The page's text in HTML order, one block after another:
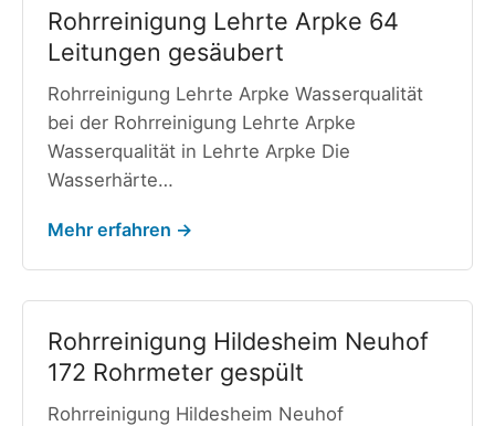
Rohrreinigung Lehrte Arpke 64
Leitungen gesäubert
Rohrreinigung Lehrte Arpke Wasserqualität
bei der Rohrreinigung Lehrte Arpke
Wasserqualität in Lehrte Arpke Die
Wasserhärte…
Mehr erfahren →
Rohrreinigung Hildesheim Neuhof
172 Rohrmeter gespült
Rohrreinigung Hildesheim Neuhof